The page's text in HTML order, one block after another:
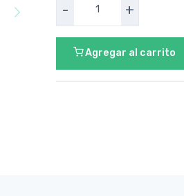
- +
Agregar al carrito